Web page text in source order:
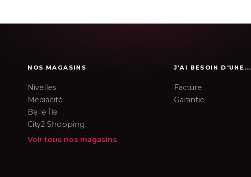
NOS MAGASINS
Nivelles
Mediacité
Belle Île
City2 Shopping
Voir tous nos magasins
J'AI BESOIN D'UNE...
Facture
Garantie